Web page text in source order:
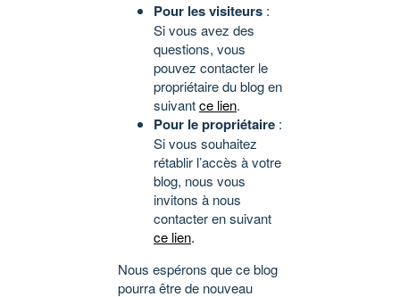
Pour les visiteurs :
Si vous avez des
questions, vous
pouvez contacter le
propriétaire du blog en
suivantce lien.
Pour le propriétaire :
Si vous souhaitez
rétablir l’accès à votre
blog, nous vous
invitons à nous
contacter en suivant
ce lien.
Nous espérons que ce blog
pourra être de nouveau